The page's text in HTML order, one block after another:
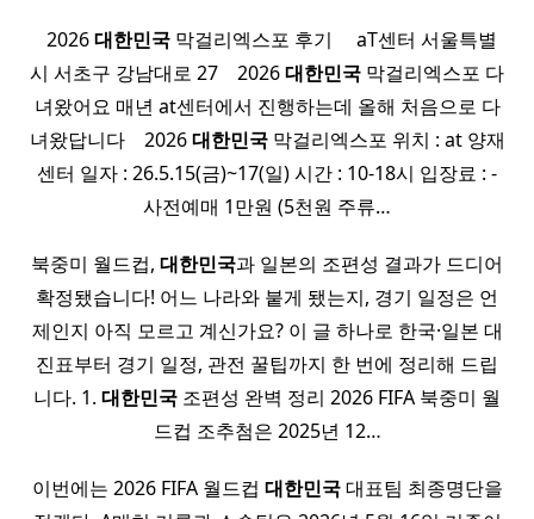
​ ​ 2026대한민국 막걸리엑스포 후기 ​ ​ ​ ​ aT센터 서울특별
시 서초구 강남대로 27 ​ ​ ​ 2026대한민국 막걸리엑스포 다
녀왔어요 매년 at센터에서 진행하는데 올해 처음으로 다
녀왔답니다 ​ ​ ​ 2026대한민국막걸리엑스포 위치 : at 양재
센터 일자 : 26.5.15(금)~17(일) 시간 : 10-18시 입장료 : -
사전예매 1만원 (5천원 주류…
북중미 월드컵, 대한민국과 일본의 조편성 결과가 드디어
확정됐습니다! 어느 나라와 붙게 됐는지, 경기 일정은 언
제인지 아직 모르고 계신가요? 이 글 하나로 한국·일본 대
진표부터 경기 일정, 관전 꿀팁까지 한 번에 정리해 드립
니다. 1. 대한민국 조편성 완벽 정리 2026 FIFA 북중미 월
드컵 조추첨은 2025년 12…
이번에는 2026 FIFA 월드컵 대한민국대표팀 최종명단을